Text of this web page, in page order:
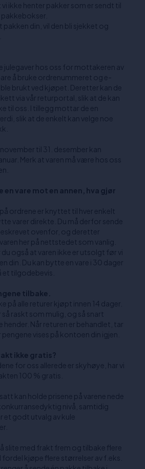
ikke henter pakker som er sendt til
din, vil den bli sjekket og
julegaver hos oss for mottakeren av
å bruke ordrenummeret og e-
brukt ved kjøpet. Deretter kan de
via vår returportal, slik at de kan
til oss. I tillegg mottar de en
slik at de enkelt kan velge noe
til 31. desember kan
Merk at varen må være hos oss
en vare mot en annen, hva gjør
ordrene er knyttet til hver enkelt
varer direkte. Du må derfor sende
ovenfor, og deretter
her på nettstedet som vanlig.
du også at varen ikke er utsolgt før vi
din. Du kan bytte en vare i 30 dager
tilgodebevis.
tilbake.
på alle returer kjøpt innen 14 dager.
raskt som mulig, og så snart
hender. Når returen er behandlet, tar
vises på kontoen din igjen.
ikke gratis?
for oss allerede er skyhøye, har vi
100 % gratis.
kan holde prisene på varene nede
nivå, samtidig
et godt utvalg av kule
slite med frakt frem og tilbake flere
fordel kjøpe flere størrelser av f.eks.